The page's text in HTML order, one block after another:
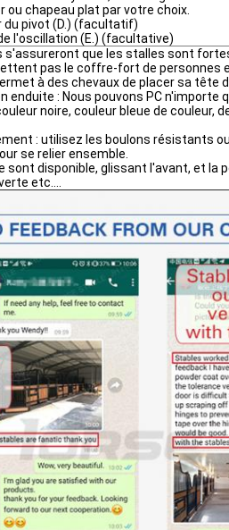
ou chapeau plat par votre choix.
pivot (D.) (facultatif)
l'oscillation (E.) (facultative)
s'assureront que les stalles sont
pas le coffre-fort de personnes
à des chevaux de placer sa tête
enduite : Nous pouvons PC n'importe
noire, couleur bleue de couleur,
: utilisez les boulons résistants
se relier ensemble.
sont disponible, glissant l'avant, et la
etc….